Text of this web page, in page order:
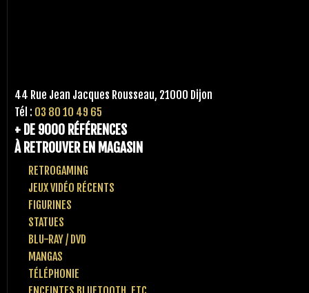
44 Rue Jean Jacques Rousseau, 21000 Dijon
Tél : 03 80 10 49 65
+ DE 9000 RÉFÉRENCES
À RETROUVER EN MAGASIN
RETROGAMING
JEUX VIDÉO RÉCENTS
FIGURINES
STATUES
BLU-RAY / DVD
MANGAS
TÉLÉPHONIE